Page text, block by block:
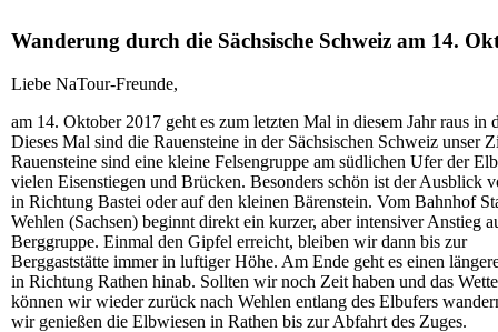
Wanderung durch die Sächsische Schweiz am 14.
Liebe NaTour-Freunde,
am 14. Oktober 2017 geht es zum letzten Mal in diesem Jahr raus in
Dieses Mal sind die Rauensteine in der Sächsischen Schweiz unser
Rauensteine sind eine kleine Felsengruppe am südlichen Ufer der
vielen Eisenstiegen und Brücken. Besonders schön ist der Ausblick
in Richtung Bastei oder auf den kleinen Bärenstein. Vom Bahnhof
Wehlen (Sachsen) beginnt direkt ein kurzer, aber intensiver Anstieg
Berggruppe. Einmal den Gipfel erreicht, bleiben wir dann bis zur
Berggaststätte immer in luftiger Höhe. Am Ende geht es einen
in Richtung Rathen hinab. Sollten wir noch Zeit haben und das
können wir wieder zurück nach Wehlen entlang des Elbufers
wir genießen die Elbwiesen in Rathen bis zur Abfahrt des Zuges.